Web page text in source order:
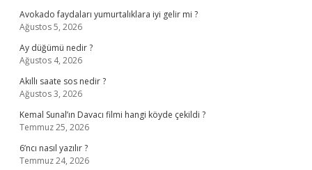
Avokado faydaları yumurtalıklara iyi gelir mi ?
Ağustos 5, 2026
Ay düğümü nedir ?
Ağustos 4, 2026
Akıllı saate sos nedir ?
Ağustos 3, 2026
Kemal Sunal’ın Davacı filmi hangi köyde çekildi ?
Temmuz 25, 2026
6’ncı nasıl yazılır ?
Temmuz 24, 2026